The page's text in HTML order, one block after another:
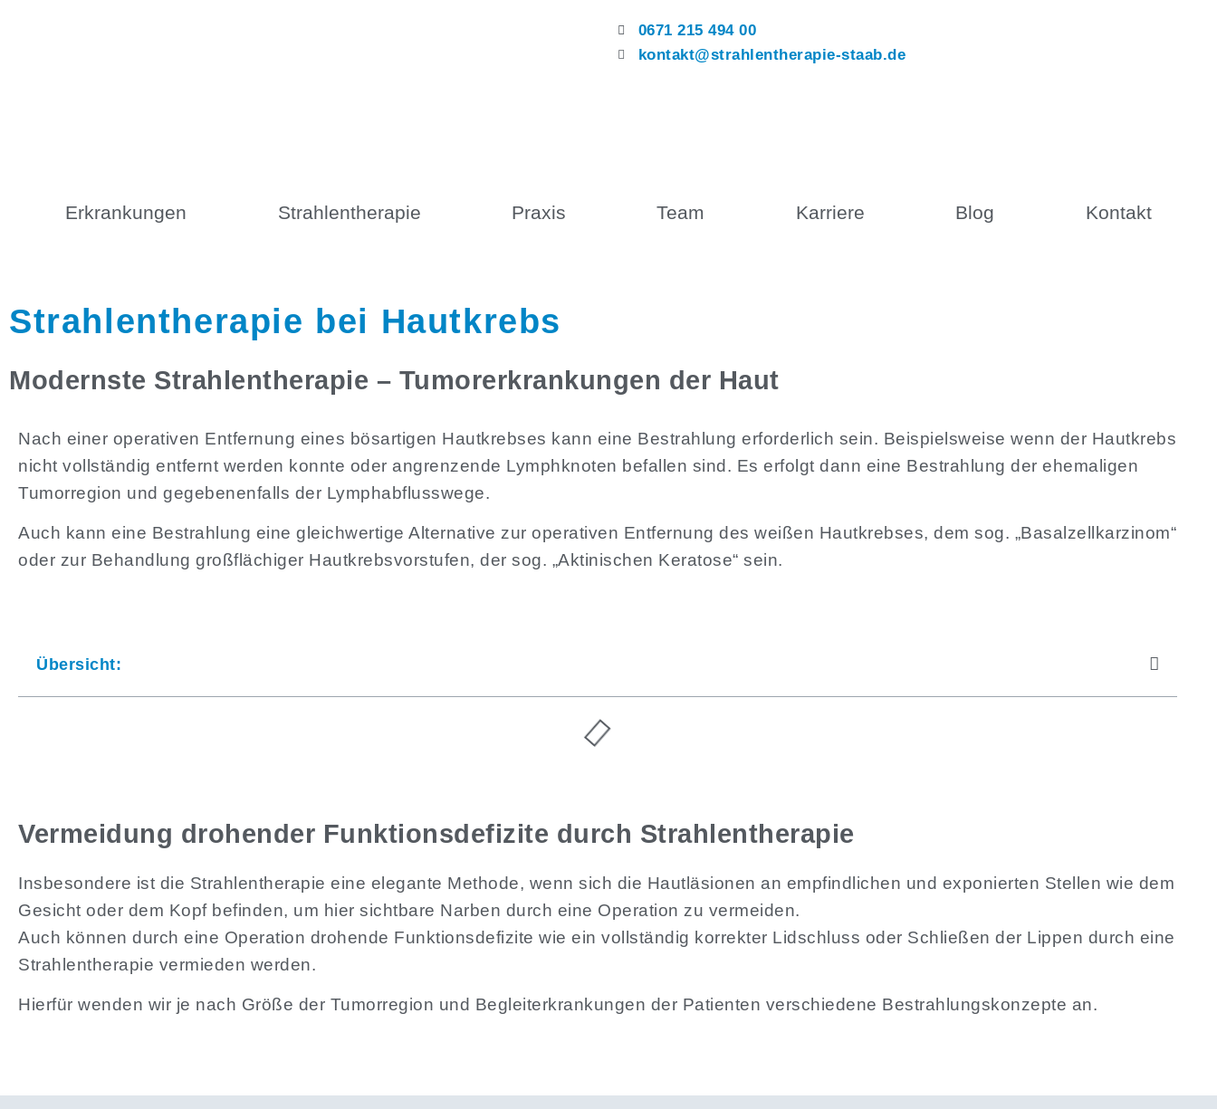
0671 215 494 00
kontakt@strahlentherapie-staab.de
Erkrankungen Strahlentherapie Praxis Team Karriere Blog Kontakt
Strahlentherapie bei Hautkrebs
Modernste Strahlentherapie – Tumorerkrankungen der Haut
Nach einer operativen Entfernung eines bösartigen Hautkrebses kann eine Bestrahlung erforderlich sein. Beispielsweise wenn der Hautkrebs
nicht vollständig entfernt werden konnte oder angrenzende Lymphknoten befallen sind. Es erfolgt dann eine Bestrahlung der ehemaligen
Tumorregion und gegebenenfalls der Lymphabflusswege.
Auch kann eine Bestrahlung eine gleichwertige Alternative zur operativen Entfernung des weißen Hautkrebses, dem sog. „Basalzellkarzinom“
oder zur Behandlung großflächiger Hautkrebsvorstufen, der sog. „Aktinischen Keratose“ sein.
Übersicht:
Vermeidung drohender Funktionsdefizite durch Strahlentherapie
Insbesondere ist die Strahlentherapie eine elegante Methode, wenn sich die Hautläsionen an empfindlichen und exponierten Stellen wie dem
Gesicht oder dem Kopf befinden, um hier sichtbare Narben durch eine Operation zu vermeiden.
Auch können durch eine Operation drohende Funktionsdefizite wie ein vollständig korrekter Lidschluss oder Schließen der Lippen durch eine
Strahlentherapie vermieden werden.
Hierfür wenden wir je nach Größe der Tumorregion und Begleiterkrankungen der Patienten verschiedene Bestrahlungskonzepte an.